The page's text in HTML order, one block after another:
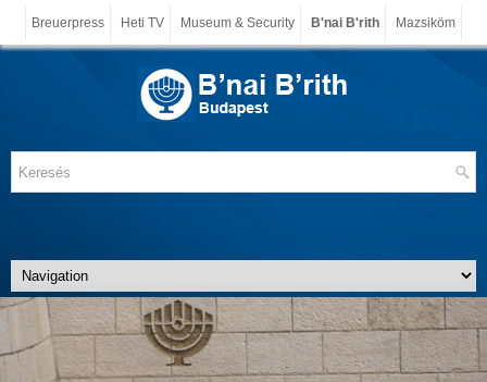
Breuerpress Heti TV Museum & Security B'nai B'rith Mazsiköm